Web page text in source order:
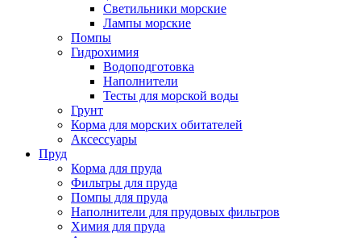
Светильники морские
Лампы морские
Помпы
Гидрохимия
Водоподготовка
Наполнители
Тесты для морской воды
Грунт
Корма для морских обитателей
Аксессуары
Пруд
Корма для пруда
Фильтры для пруда
Помпы для пруда
Наполнители для прудовых фильтров
Химия для пруда